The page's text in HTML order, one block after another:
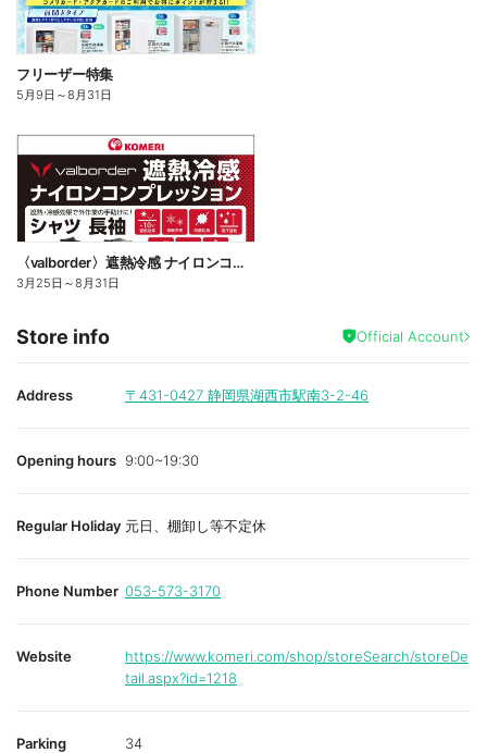
フリーザー特集
5月9日 ～8月31日
〈valborder〉遮熱冷感 ナイロンコンプレッション
3月25日 ～8月31日
Store info Official Account
Address 〒431-0427 静岡県湖西市駅南3-2-46
Opening hours 9:00~19:30
Regular Holiday 元日、棚卸し等不定休
Phone Number 053-573-3170
Website
https://www.komeri.com/shop/storeSearch/storeDe
tail.aspx?id=1218
Parking 34